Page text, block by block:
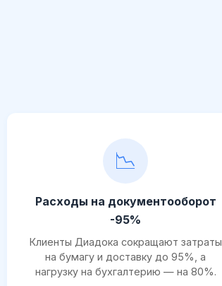
📉
Расходы на документооборот
-95%
Клиенты Диадока сокращают затраты
на бумагу и доставку до 95%, а
нагрузку на бухгалтерию — на 80%.